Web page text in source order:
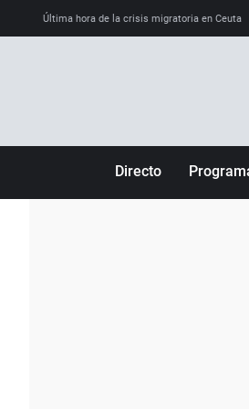
Última hora de la crisis migratoria en Ceuta
Directo